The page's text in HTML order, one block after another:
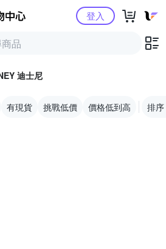
Yahoo購物中心登入
迪士尼
有現貨 挑戰低價 價格低到高 排序